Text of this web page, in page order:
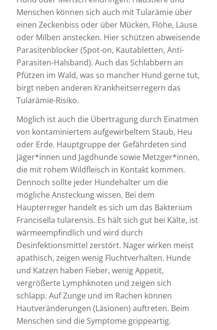
Menschen können sich auch mit Tularämie über
einen Zeckenbiss oder über Mücken, Flöhe, Läuse
oder Milben anstecken. Hier schützen abweisende
Parasitenblocker (Spot-on, Kautabletten, Anti-
Parasiten-Halsband). Auch das Schlabbern an
Pfützen im Wald, was so mancher Hund gerne tut,
birgt neben anderen Krankheitserregern das
Tularämie-Risiko.
Möglich ist auch die Übertragung durch Einatmen
von kontaminiertem aufgewirbeltem Staub, Heu
oder Erde. Hauptgruppe der Gefährdeten sind
Jäger*innen und Jagdhunde sowie Metzger*innen,
die mit rohem Wildfleisch in Kontakt kommen.
Dennoch sollte jeder Hundehalter um die
mögliche Ansteckung wissen. Bei dem
Haupterreger handelt es sich um das Bakterium
Francisella tularensis. Es hält sich gut bei Kälte, ist
wärmeempfindlich und wird durch
Desinfektionsmittel zerstört. Nager wirken meist
apathisch, zeigen wenig Fluchtverhalten. Hunde
und Katzen haben Fieber, wenig Appetit,
vergrößerte Lymphknoten und zeigen sich
schlapp. Auf Zunge und im Rachen können
Hautveränderungen (Läsionen) auftreten. Beim
Menschen sind die Symptome grippeartig.